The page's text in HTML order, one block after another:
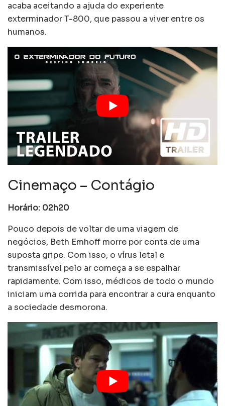
acaba aceitando a ajuda do experiente
exterminador T-800, que passou a viver entre os
humanos.
Cinemaço – Contágio
Horário: 02h20
Pouco depois de voltar de uma viagem de
negócios, Beth Emhoff morre por conta de uma
suposta gripe. Com isso, o vírus letal e
transmissível pelo ar começa a se espalhar
rapidamente. Com isso, médicos de todo o mundo
iniciam uma corrida para encontrar a cura enquanto
a sociedade desmorona.